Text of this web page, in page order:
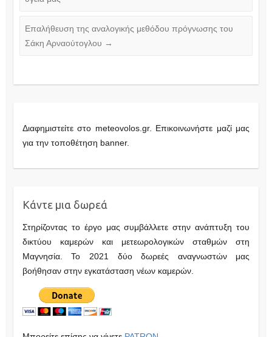
Επαλήθευση της αναλογικής μεθόδου πρόγνωσης του
Σάκη Αρναούτογλου →
Διαφημιστείτε στο meteovolos.gr. Επικοινωνήστε μαζί μας
για την τοποθέτηση banner.
Κάντε μια δωρεά
Στηρίζοντας το έργο μας συμβάλλετε στην ανάπτυξη του
δικτύου καμερών και μετεωρολογικών σταθμών στη
Μαγνησία. Το 2021 δύο δωρεές αναγνωστών μας
βοήθησαν στην εγκατάσταση νέων καμερών.